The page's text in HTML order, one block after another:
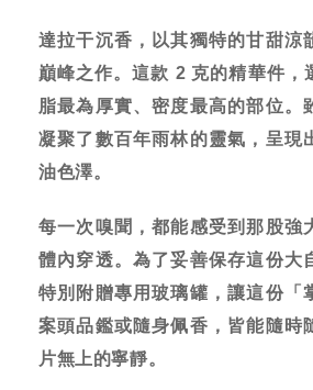
達拉干沉香，以其獨特的甘甜涼
巔峰之作。這款 2 克的精華件，
脂最為厚實、密度最高的部位。
凝聚了數百年雨林的靈氣，呈現
油色澤。
每一次嗅聞，都能感受到那股強
體內穿透。為了妥善保存這份大
特別附贈專用玻璃罐，讓這份「
案頭品鑑或隨身佩香，皆能隨時
片無上的寧靜。